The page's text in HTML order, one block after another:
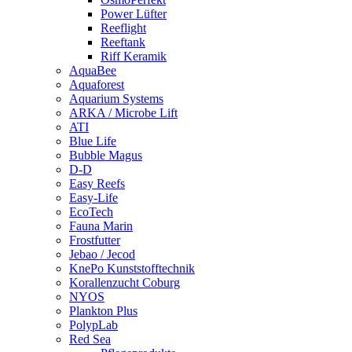
Power Lüfter
Reeflight
Reeftank
Riff Keramik
AquaBee
Aquaforest
Aquarium Systems
ARKA / Microbe Lift
ATI
Blue Life
Bubble Magus
D-D
Easy Reefs
Easy-Life
EcoTech
Fauna Marin
Frostfutter
Jebao / Jecod
KnePo Kunststofftechnik
Korallenzucht Coburg
NYOS
Plankton Plus
PolypLab
Red Sea